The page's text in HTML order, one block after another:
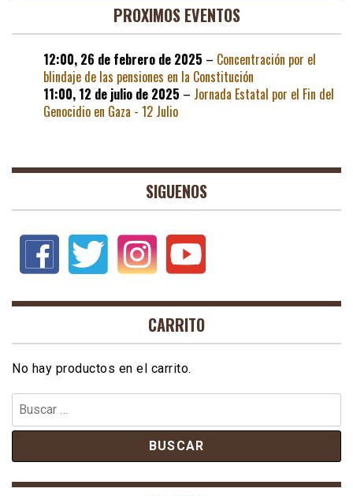
PROXIMOS EVENTOS
12:00, 26 de febrero de 2025 – Concentración por el
blindaje de las pensiones en la Constitución
11:00, 12 de julio de 2025 – Jornada Estatal por el Fin del
Genocidio en Gaza - 12 Julio
SIGUENOS
CARRITO
No hay productos en el carrito.
Buscar: